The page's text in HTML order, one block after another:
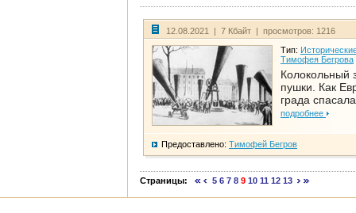
12.08.2021 | 7 Кбайт | просмотров: 1216
Тип:
Тимофея Бегрова
Колокольный
пушки. Как
града
подробнее
Предоставлено: Тимофей Бегров
Страницы: 5 6 7 8 9 10 11 12 13